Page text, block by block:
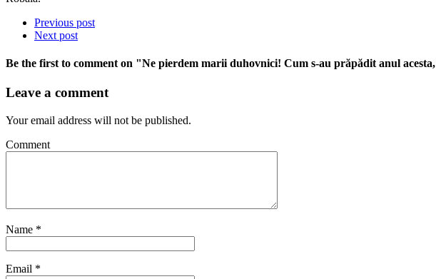
Previous post
Next post
Be the first to comment on "Ne pierdem marii duhovnici! Cum s-au prăpădit anul
Leave a comment
Your email address will not be published.
Comment
Name *
Email *